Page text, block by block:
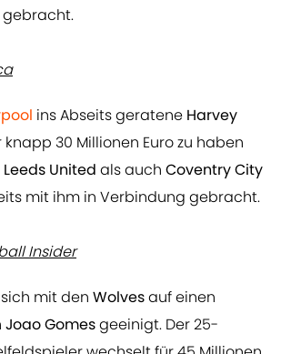
ins Abseits geratene Harvey
knapp 30 Millionen Euro zu haben
Leeds United als auch Coventry City
mit ihm in Verbindung gebracht.
Insider
mit den Wolvesauf einen
Joao Gomesgeeinigt. Der 25-